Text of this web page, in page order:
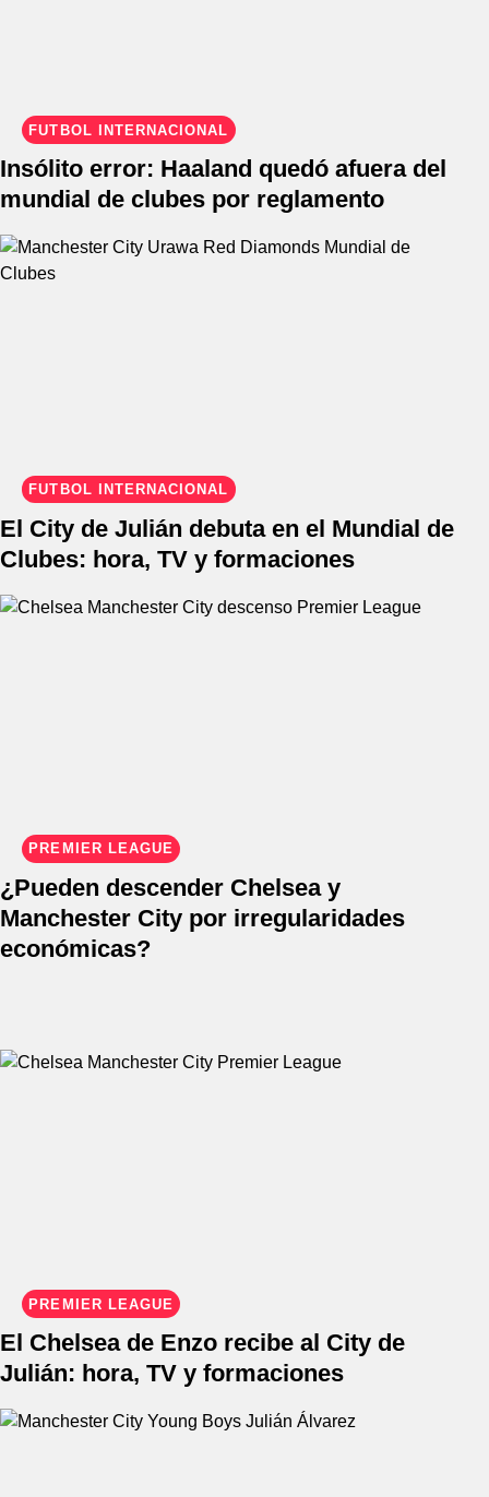
FÚTBOL INTERNACIONAL
Insólito error: Haaland quedó afuera del
mundial de clubes por reglamento
FÚTBOL INTERNACIONAL
El City de Julián debuta en el Mundial de
Clubes: hora, TV y formaciones
PREMIER LEAGUE
¿Pueden descender Chelsea y
Manchester City por irregularidades
económicas?
PREMIER LEAGUE
El Chelsea de Enzo recibe al City de
Julián: hora, TV y formaciones